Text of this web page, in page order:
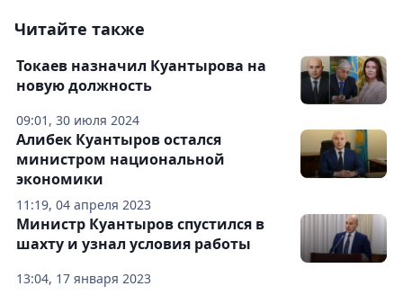
Читайте также
09:01, 30 июля 2024
Токаев назначил Куантырова на
новую должность
11:19, 04 апреля 2023
Алибек Куантыров остался
министром национальной
экономики
13:04, 17 января 2023
Министр Куантыров спустился в
шахту и узнал условия работы